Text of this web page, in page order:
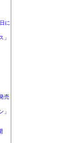
に
」
売
」